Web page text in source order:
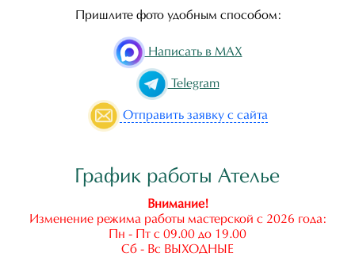
Пришлите фото удобным способом:
Написать в MAX
Telegram
Отправить заявку с сайта
График работы Ателье
Внимание!
Изменение режима работы мастерской с 2026 года:
Пн - Пт с 09.00 до 19.00
Сб - Вс ВЫХОДНЫЕ